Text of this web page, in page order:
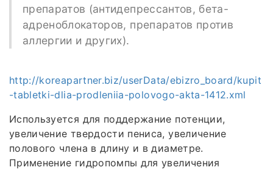
препаратов (антидепрессантов, бета-
адреноблокаторов, препаратов против
аллергии и других).
http://koreapartner.biz/userData/ebizro_board/kupit
-tabletki-dlia-prodleniia-polovogo-akta-1412.xml
Используется для поддержание потенции,
увеличение твердости пениса, увеличение
полового члена в длину и в диаметре.
Применение гидропомпы для увеличения